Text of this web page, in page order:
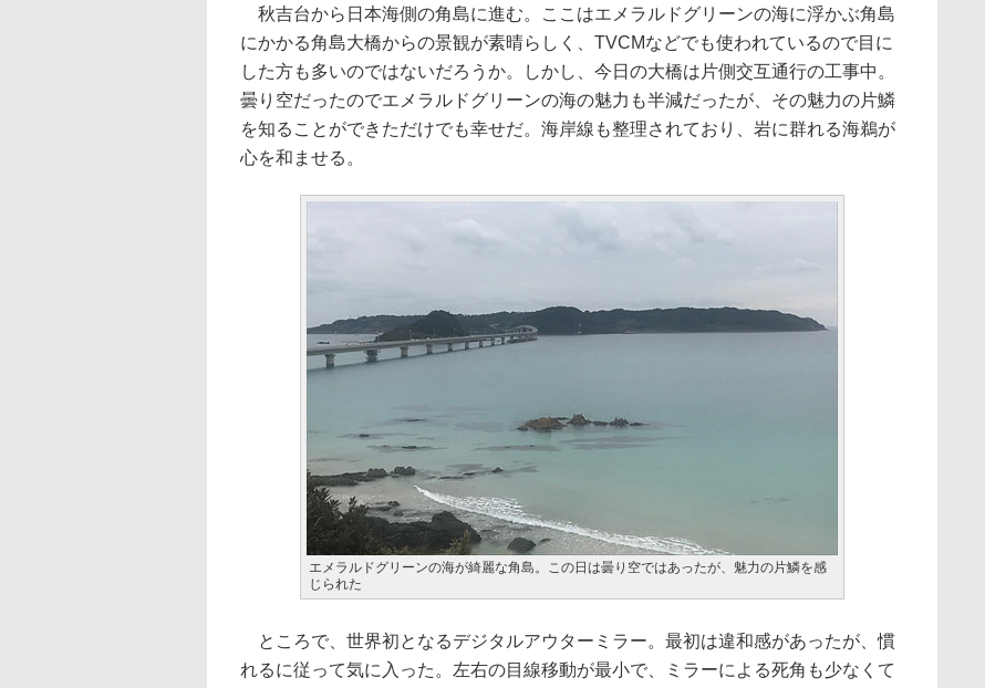
秋吉台から日本海側の角島に進む。ここはエメラルドグリーンの海に浮かぶ角島
にかかる角島大橋からの景観が素晴らしく、TVCMなどでも使われているので目に
した方も多いのではないだろうか。しかし、今日の大橋は片側交互通行の工事中。
曇り空だったのでエメラルドグリーンの海の魅力も半減だったが、その魅力の片鱗
を知ることができただけでも幸せだ。海岸線も整理されており、岩に群れる海鵜が
心を和ませる。
エメラルドグリーンの海が綺麗な角島。この日は曇り空ではあったが、魅力の片鱗を感
じられた
ところで、世界初となるデジタルアウターミラー。最初は違和感があったが、慣
れるに従って気に入った。左右の目線移動が最小で、ミラーによる死角も少なくて